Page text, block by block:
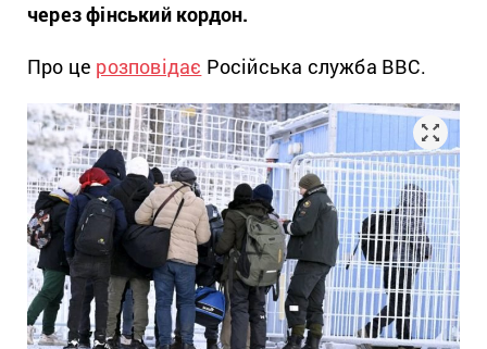
через фінський кордон.
Про це розповідає Російська служба BBC.